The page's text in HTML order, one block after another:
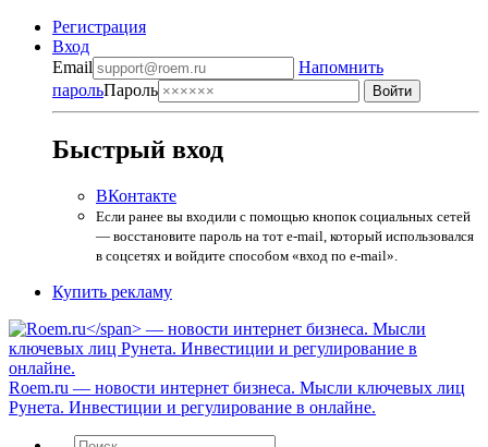
Регистрация
Вход
Email
Напомнить
парольПароль
Быстрый вход
ВКонтакте
Если ранее вы входили с помощью кнопок социальных сетей
— восстановите пароль на тот e-mail, который использовался
в соцсетях и войдите способом «вход по e-mail».
Купить рекламу
Roem.ru — новости интернет бизнеса. Мысли ключевых лиц
Рунета. Инвестиции и регулирование в онлайне.